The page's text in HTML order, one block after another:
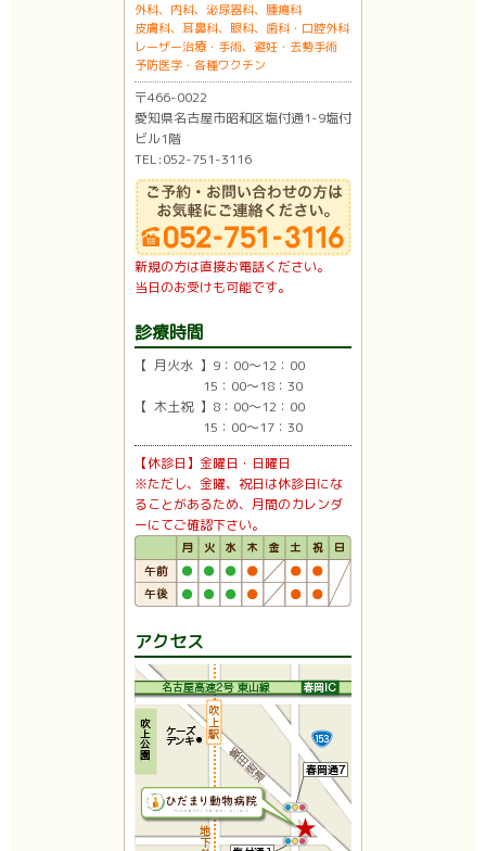
外科、内科、泌尿器科、腫瘍科
皮膚科、耳鼻科、眼科、歯科・口腔外科
レーザー治療・手術、避妊・去勢手術
予防医学・各種ワクチン
〒466-0022
愛知県名古屋市昭和区塩付通1-9塩付
ビル1階
TEL:052-751-3116
新規の方は直接お電話ください。
当日のお受けも可能です。
診療時間
【 月火水 】9：00〜12：00
15：00〜18：30
【 木土祝 】8：00〜12：00
15：00〜17：30
【休診日】金曜日・日曜日
※ただし、金曜、祝日は休診日にな
ることがあるため、月間のカレンダ
ーにてご確認下さい。
アクセス